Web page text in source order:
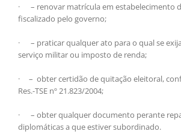
· – renovar matrícula em estabelecimento
fiscalizado pelo governo;
· – praticar qualquer ato para o qual se
serviço militar ou imposto de renda;
· – obter certidão de quitação eleitoral,
Res.-TSE nº 21.823/2004;
· – obter qualquer documento perante
diplomáticas a que estiver subordinado.